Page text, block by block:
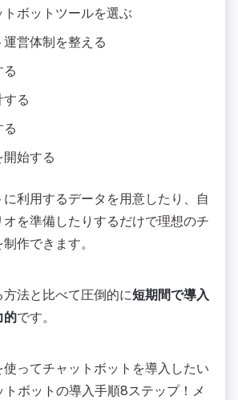
ボットツールを選ぶ
営体制を整える
する
始する
利用するデータを用意したり、自
を準備したりするだけで理想のチ
作できます。
法と比べて圧倒的に短期間で導入
的です。
ってチャットボットを導入したい
トボットの導入手順8ステップ！メ